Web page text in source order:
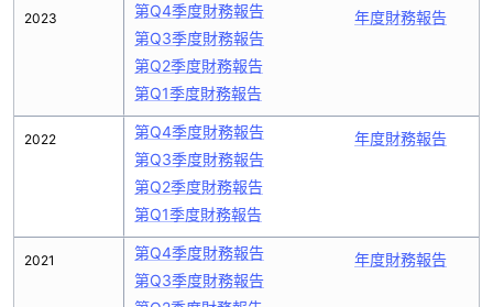
2023
2022
2021
第Q4季度財務報告
第Q3季度財務報告
第Q2季度財務報告
第Q1季度財務報告
年度財務報告
第Q4季度財務報告
第Q3季度財務報告
第Q2季度財務報告
第Q1季度財務報告
年度財務報告
第Q4季度財務報告
第Q3季度財務報告
年度財務報告